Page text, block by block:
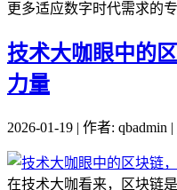
更多适应数字时代需求的
技术大咖眼中的
力量
2026-01-19 | 作者: qbadmin |
在技术大咖看来，区块链